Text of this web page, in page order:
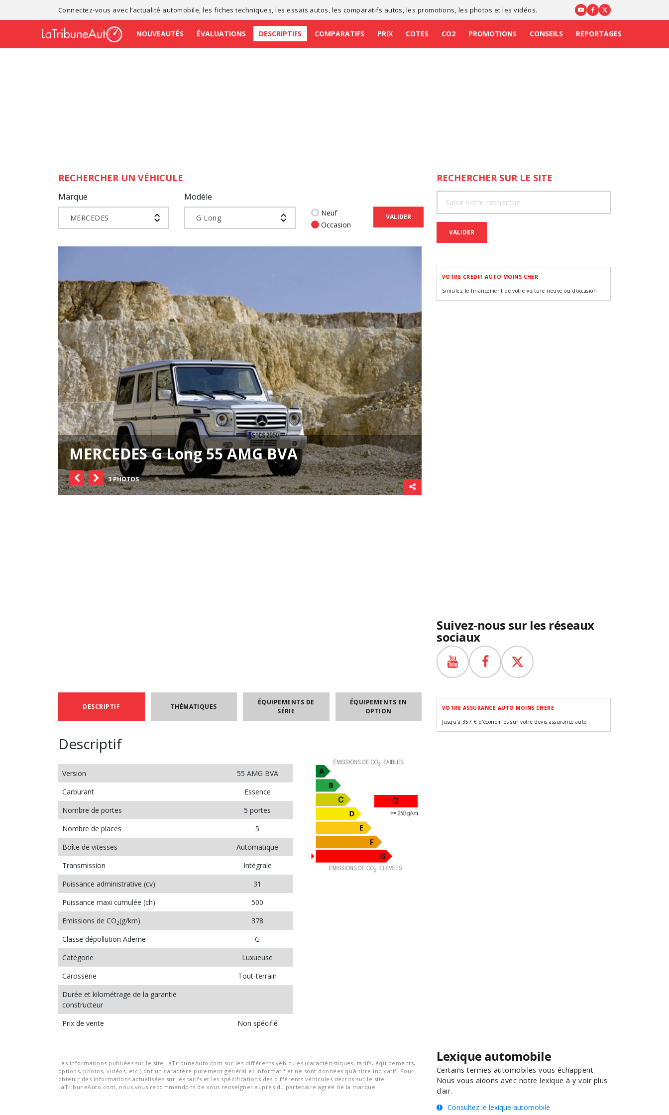
Connectez-vous avec l’actualité automobile , lesfiches techniques , lesessais autos , les comparatifs autos , les promotions , les photos et les vidéos.
NOUVEAUTÉS ÉVALUATIONS DESCRIPTIFS COMPARATIFS PRIX COTES CO2 PROMOTIONS CONSEILS REPORTAGES
RECHERCHER UN VÉHICULE
Marque
MERCEDES
Modèle
G Long
Neuf
Occasion
VALIDER
MERCEDES G Long 55 AMG BVA
3 PHOTOS
DESCRIPTIF THÉMATIQUES
ÉQUIPEMENTS DE
SÉRIE
ÉQUIPEMENTS EN
OPTION
Descriptif
Version
55 AMG BVA
Carburant
Essence
Nombre de portes
5 portes
Nombre de places
5
Boîte de vitesses
Automatique
Transmission
Intégrale
Puissance administrative (cv)
31
Puissance maxi cumulée (ch)
500
Emissions de CO2(g/km)
378
Classe dépollution Ademe
G
Catégorie
Luxueuse
Carosserie
Tout-terrain
Durée et kilométrage de la garantie
constructeur
Prix de vente
Non spécifié
Les informations publiées sur le site LaTribuneAuto.com sur les différents véhicules (caractéristiques, tarifs, équipements,
options, photos, vidéos, etc.) ont un caractère purement général et informatif et ne sont données qu'à titre indicatif. Pour
obtenir des informations actualisées sur les tarifs et les spécifications des différents véhicules décrits sur le site
LaTribuneAuto.com, nous vous recommandons de vous renseigner auprès du partenaire agréé de la marque.
RECHERCHER SUR LE SITE
VALIDER
VOTRE CREDIT AUTO MOINS CHER
Simulez le financement de votre voiture neuve ou d'occasion
Suivez-nous sur les réseaux
sociaux
VOTRE ASSURANCE AUTO MOINS CHERE
Jusqu'à 357 € d'économies sur votre devis assurance auto
Lexique automobile
Certains termes automobiles vous échappent.
Nous vous aidons avec notre lexique à y voir plus
clair.
Consultez le lexique automobile